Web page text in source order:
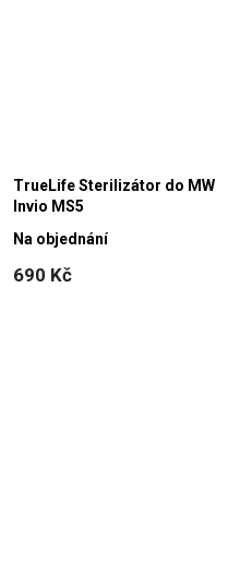
TrueLife Sterilizátor do MW
Invio MS5
690 Kč
Na objednání